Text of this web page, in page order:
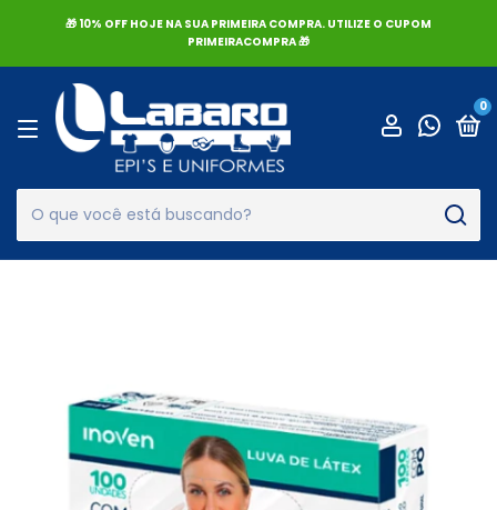
🎁 10% OFF HOJE NA SUA PRIMEIRA COMPRA. UTILIZE O CUPOM
PRIMEIRACOMPRA 🎁
0